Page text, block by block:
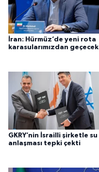
İran: Hürmüz’de yeni rota
karasularımızdan geçecek
GKRY’nin İsrailli şirketle su
anlaşması tepki çekti